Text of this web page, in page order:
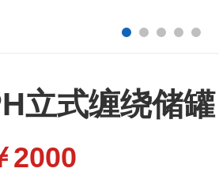
立式缠绕储罐
2000